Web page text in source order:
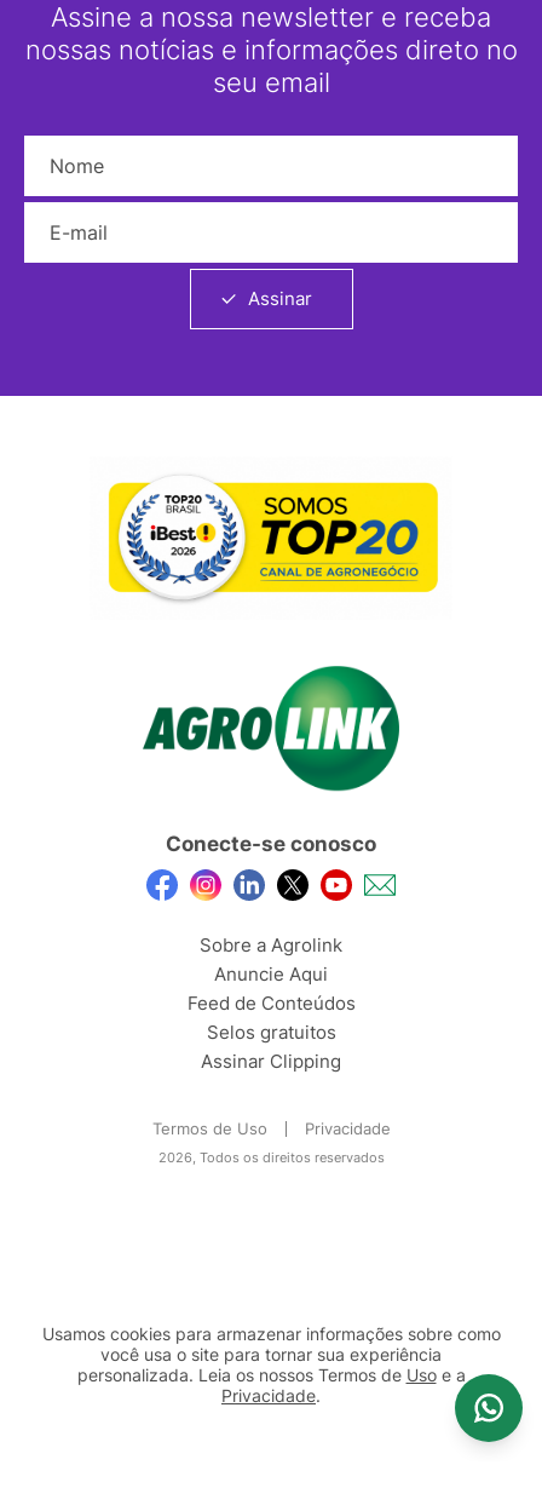
Assine a nossa newsletter e receba
nossas notícias e informações direto no
seu email
Assinar
Conecte-se conosco
Sobre a Agrolink
Anuncie Aqui
Feed de Conteúdos
Selos gratuitos
Assinar Clipping
Termos de Uso Privacidade
2026, Todos os direitos reservados
Usamos cookies para armazenar informações sobre como
você usa o site para tornar sua experiência
personalizada. Leia os nossos Termos de Usoe a
Privacidade.